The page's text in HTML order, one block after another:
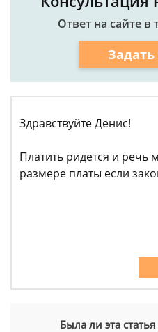
Ответ на сайте в
Здравствуйте Денис!
Платить ридется и речь
размере платы если
Была ли эта